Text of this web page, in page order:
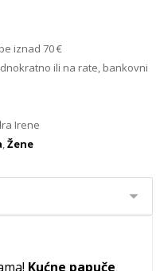
iznad 70 €
ili na rate, bankovni
Irene
,Žene
Kućne papuče